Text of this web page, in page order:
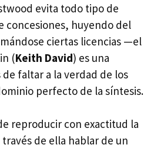
evita todo tipo de
concesiones, huyendo del
ciertas licencias —el
(Keith David) es una
faltar a la verdad de los
perfecto de la síntesis.
reproducir con exactitud la
de ella hablar de un